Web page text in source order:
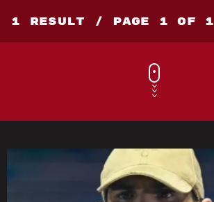
1 Result / Page 1 of 1